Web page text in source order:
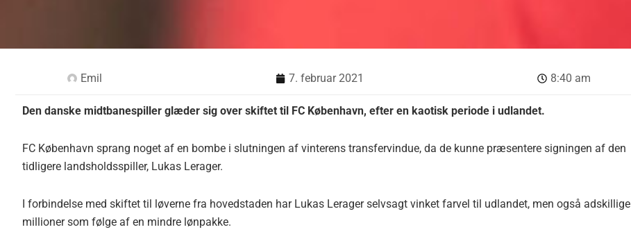
Emil 7. februar 2021 8:40 am
Den danske midtbanespiller glæder sig over skiftet til FC København, efter en kaotisk periode i udlandet.
FC København sprang noget af en bombe i slutningen af vinterens transfervindue, da de kunne præsentere signingen af den
tidligere landsholdsspiller, Lukas Lerager.
I forbindelse med skiftet til løverne fra hovedstaden har Lukas Lerager selvsagt vinket farvel til udlandet, men også adskillige
millioner som følge af en mindre lønpakke.